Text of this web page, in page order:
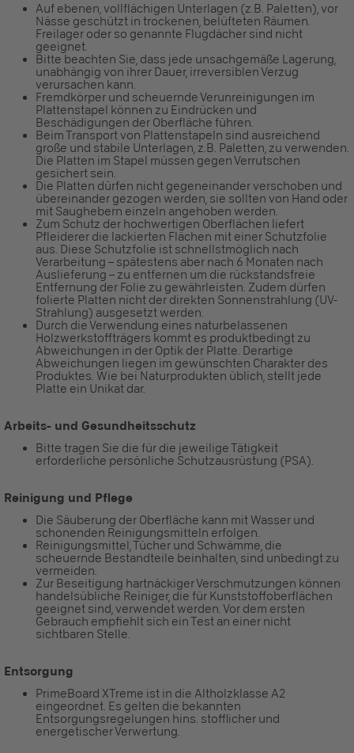
Auf ebenen, vollflächigen Unterlagen (z.B. Paletten), vor
Nässe geschützt in trockenen, belüfteten Räumen.
Freilager oder so genannte Flugdächer sind nicht
geeignet.
Bitte beachten Sie, dass jede unsachgemäße Lagerung,
unabhängig von ihrer Dauer, irreversiblen Verzug
verursachen kann.
Fremdkörper und scheuernde Verunreinigungen im
Plattenstapel können zu Eindrücken und
Beschädigungen der Oberfläche führen.
Beim Transport von Plattenstapeln sind ausreichend
große und stabile Unterlagen, z.B. Paletten, zu verwenden.
Die Platten im Stapel müssen gegen Verrutschen
gesichert sein.
Die Platten dürfen nicht gegeneinander verschoben und
übereinander gezogen werden, sie sollten von Hand oder
mit Saughebern einzeln angehoben werden.
Zum Schutz der hochwertigen Oberflächen liefert
Pfleiderer die lackierten Flächen mit einer Schutzfolie
aus. Diese Schutzfolie ist schnellstmöglich nach
Verarbeitung – spätestens aber nach 6 Monaten nach
Auslieferung – zu entfernen um die rückstandsfreie
Entfernung der Folie zu gewährleisten. Zudem dürfen
folierte Platten nicht der direkten Sonnenstrahlung (UV-
Strahlung) ausgesetzt werden.
Durch die Verwendung eines naturbelassenen
Holzwerkstoffträgers kommt es produktbedingt zu
Abweichungen in der Optik der Platte. Derartige
Abweichungen liegen im gewünschten Charakter des
Produktes. Wie bei Naturprodukten üblich, stellt jede
Platte ein Unikat dar.
Arbeits- und Gesundheitsschutz
Bitte tragen Sie die für die jeweilige Tätigkeit
erforderliche persönliche Schutzausrüstung (PSA).
Reinigung und Pflege
Die Säuberung der Oberfläche kann mit Wasser und
schonenden Reinigungsmitteln erfolgen.
Reinigungsmittel, Tücher und Schwämme, die
scheuernde Bestandteile beinhalten, sind unbedingt zu
vermeiden.
Zur Beseitigung hartnäckiger Verschmutzungen können
handelsübliche Reiniger, die für Kunststoffoberflächen
geeignet sind, verwendet werden. Vor dem ersten
Gebrauch empfiehlt sich ein Test an einer nicht
sichtbaren Stelle.
Entsorgung
PrimeBoard XTreme ist in die Altholzklasse A2
eingeordnet. Es gelten die bekannten
Entsorgungsregelungen hins. stofflicher und
energetischer Verwertung.